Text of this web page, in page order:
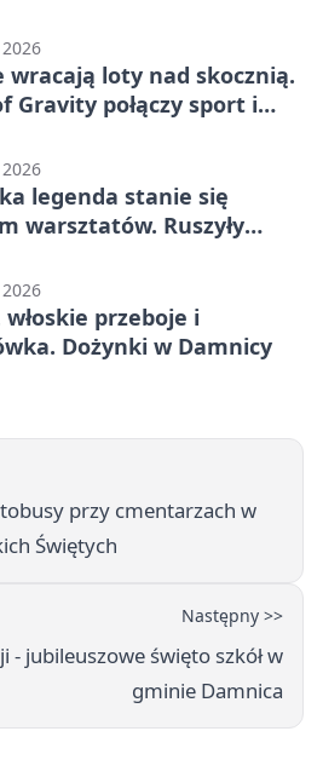
wracają loty nad skocznią.
Gravity połączy sport i
legenda stanie się
warsztatów. Ruszyły
włoskie przeboje i
Dożynki w Damnicy
przy cmentarzach w
Świętych
Następny >>
- jubileuszowe święto szkół w
gminie Damnica